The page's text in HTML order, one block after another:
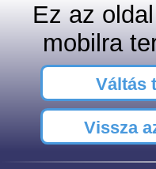
Ez az
mobilra
Váltás
Vissza